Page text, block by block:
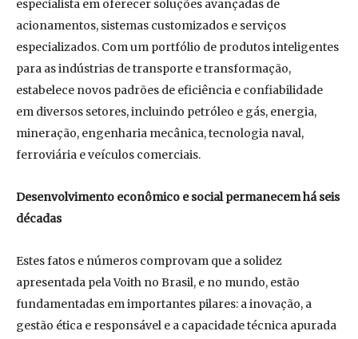
especialista em oferecer soluções avançadas de
acionamentos, sistemas customizados e serviços
especializados. Com um portfólio de produtos inteligentes
para as indústrias de transporte e transformação,
estabelece novos padrões de eficiência e confiabilidade
em diversos setores, incluindo petróleo e gás, energia,
mineração, engenharia mecânica, tecnologia naval,
ferroviária e veículos comerciais.
Desenvolvimento econômico e social permanecem há seis
décadas
Estes fatos e números comprovam que a solidez
apresentada pela Voith no Brasil, e no mundo, estão
fundamentadas em importantes pilares: a inovação, a
gestão ética e responsável e a capacidade técnica apurada